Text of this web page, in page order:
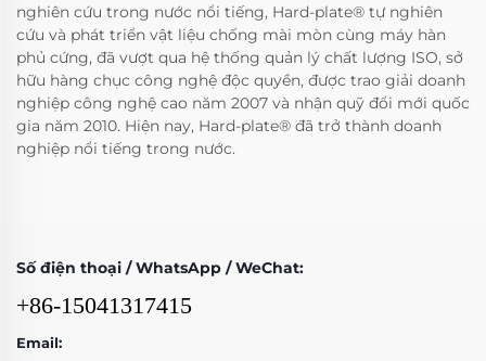
nghiên cứu trong nước nổi tiếng, Hard-plate® tự nghiên
cứu và phát triển vật liệu chống mài mòn cùng máy hàn
phủ cứng, đã vượt qua hệ thống quản lý chất lượng ISO, sở
hữu hàng chục công nghệ độc quyền, được trao giải doanh
nghiệp công nghệ cao năm 2007 và nhận quỹ đổi mới quốc
gia năm 2010. Hiện nay, Hard-plate® đã trở thành doanh
nghiệp nổi tiếng trong nước.
Số điện thoại / WhatsApp / WeChat:
+86-15041317415
Email: